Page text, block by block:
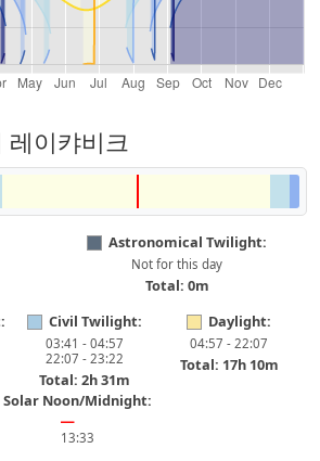
레이캬비크
Astronomical Twilight:
Not for this day
Total: 0m
Civil Twilight:
03:41 - 04:57
22:07 - 23:22
Total: 2h 31m
Daylight:
04:57 - 22:07
Total: 17h 10m
Solar Noon/Midnight:
━
13:33